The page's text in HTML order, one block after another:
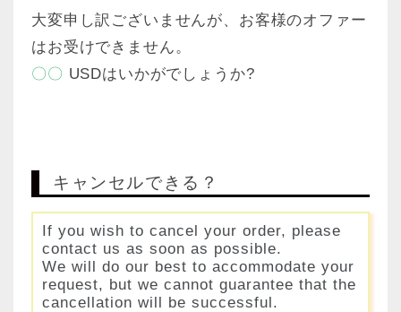
大変申し訳ございませんが、お客様のオファー
はお受けできません。
〇〇 USDはいかがでしょうか?
キャンセルできる？
If you wish to cancel your order, please
contact us as soon as possible.
We will do our best to accommodate your
request, but we cannot guarantee that the
cancellation will be successful.